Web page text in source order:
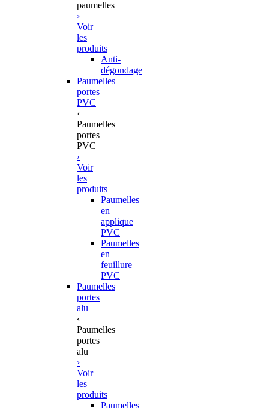
paumelles
›
Voir
les
produits
Anti-
dégondage
Paumelles
portes
PVC
‹
Paumelles
portes
PVC
›
Voir
les
produits
Paumelles
en
applique
PVC
Paumelles
en
feuillure
PVC
Paumelles
portes
alu
‹
Paumelles
portes
alu
›
Voir
les
produits
Paumelles